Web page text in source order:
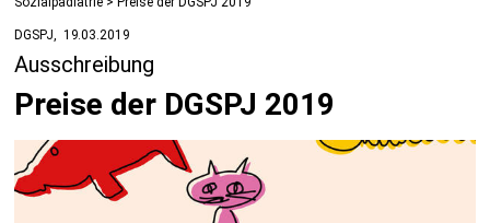
DGSPJ 19.03.2019
Ausschreibung
Preise der DGSPJ 2019